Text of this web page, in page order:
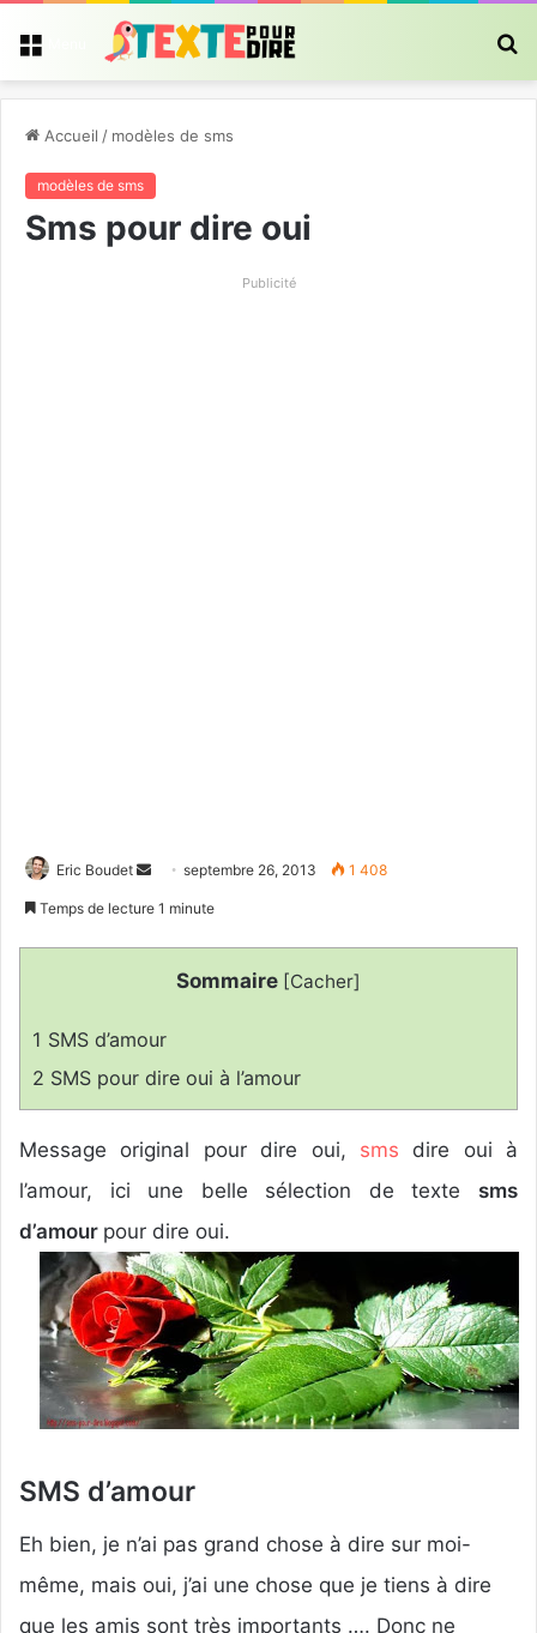
Accueil / modèles de sms
modèles de sms
Sms pour dire oui
Publicité
Eric Boudet
r
u
o
u
r
i
e
l
septembre 26, 2013 1 408
Temps de lecture 1 minute
Sommaire [Cacher]
1 SMS d’amour
2 SMS pour dire oui à l’amour
Message original pour dire oui, sms dire oui à
l’amour, ici une belle sélection de texte sms
d’amour pour dire oui.
SMS d’amour
Eh bien, je n’ai pas grand chose à dire sur moi-
même, mais oui, j’ai une chose que je tiens à dire
que les amis sont très importants …. Donc ne